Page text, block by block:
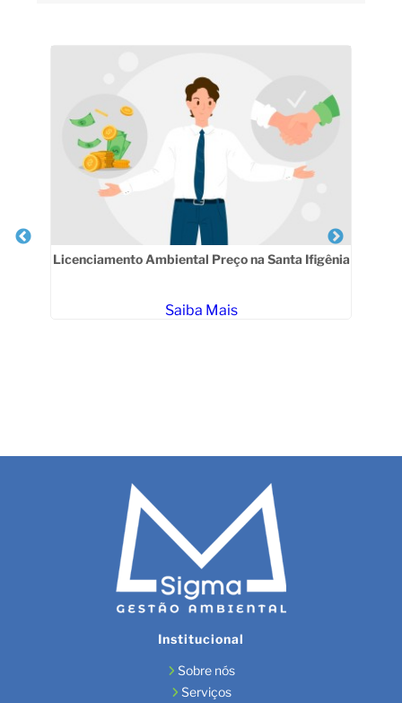
Licenciamento Ambiental Preço na Santa Ifigênia
Saiba Mais
Institucional
Sobre nós
Serviços